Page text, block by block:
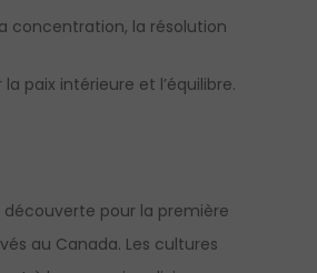
concentration, la résolution
paix intérieure et l’équilibre.
découverte pour la première
au Canada. Les cultures